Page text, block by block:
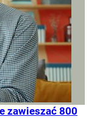
zawieszać 800